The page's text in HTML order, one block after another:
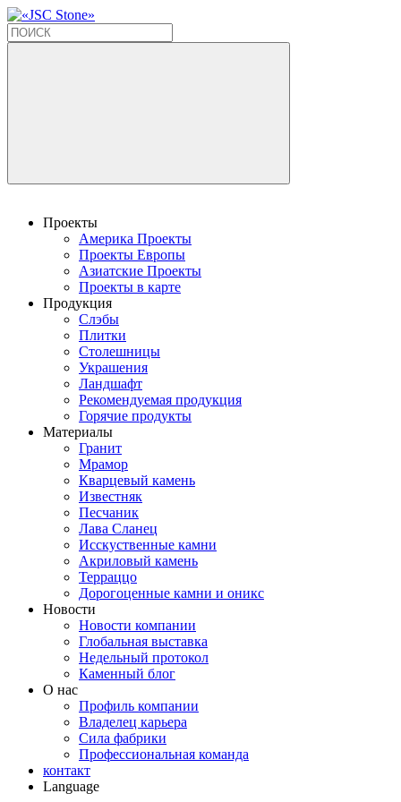
Проекты
Америка Проекты
Проекты Европы
Азиатские Проекты
Проекты в карте
Продукция
Слэбы
Плитки
Столешницы
Украшения
Ландшафт
Рекомендуемая продукция
Горячие продукты
Материалы
Гранит
Мрамор
Кварцевый камень
Известняк
Песчаник
Лава Сланец
Исскуственные камни
Акриловый камень
Терраццо
Дорогоценные камни и оникс
Новости
Новости компании
Глобальная выставка
Недельный протокол
Каменный блог
О нас
Профиль компании
Владелец карьера
Сила фабрики
Профессиональная команда
контакт
Language